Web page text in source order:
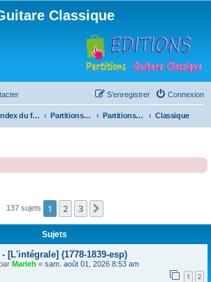
Classique
Connexion
S’enregistrer
Index du forum Partitions pour guitare en libre téléchargement Partitions classées par compositeur Classique
137 sujets 1 2 3
Sujets
[L'intégrale] (1778-1839-esp)
Marieh « sam. août 01, 2026 8:53 am
1 2